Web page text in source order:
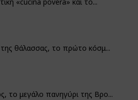
της θάλασσας, το πρώτο κόσμ...
το μεγάλο πανηγύρι της Βρο...